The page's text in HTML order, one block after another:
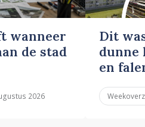
wanneer
de stad
2026
Dit
dunne
en